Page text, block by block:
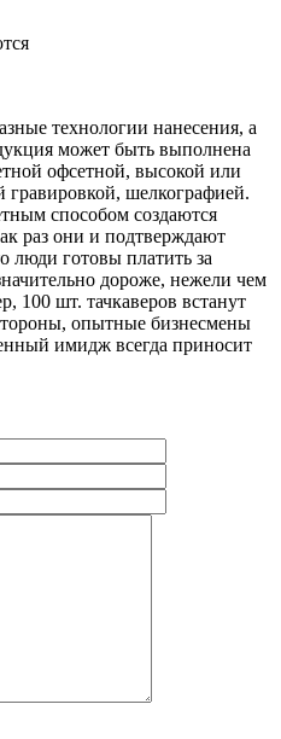
технологии нанесения, а
может быть выполнена
офсетной, высокой или
гравировкой, шелкографией.
способом создаются
раз они и подтверждают
люди готовы платить за
дороже, нежели чем
100 шт. тачкаверов встанут
опытные бизнесмены
имидж всегда приносит